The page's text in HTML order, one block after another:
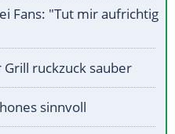
Fans: "Tut mir aufrichtig
ruckzuck sauber
sinnvoll